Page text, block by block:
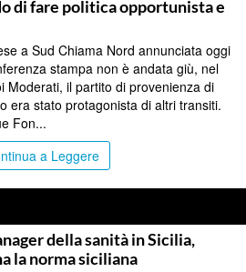
di fare politica opportunista e
a Sud Chiama Nord annunciata oggi
stampa non è andata giù, nel
Moderati, il partito di provenienza di
era stato protagonista di altri transiti.
Fon...
a Leggere
della sanità in Sicilia,
la norma siciliana